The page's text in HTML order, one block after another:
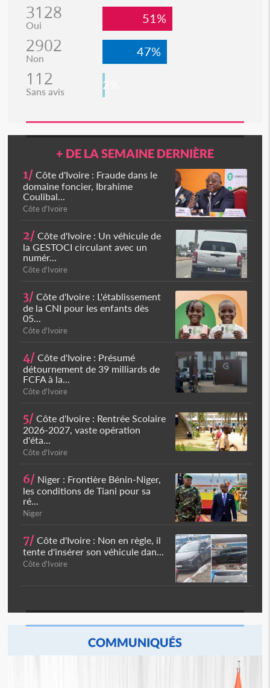
3128
Oui 51%
2902
Non 47%
112
Sans avis 2%
+ DE LA SEMAINE DERNIÈRE
1/ Côte d'Ivoire : Fraude dans le
domaine foncier, Ibrahime
Coulibal...
Côte d'Ivoire
2/ Côte d'Ivoire : Un véhicule de
la GESTOCI circulant avec un
numér...
Côte d'Ivoire
3/ Côte d'Ivoire : L'établissement
de la CNI pour les enfants dès
05...
Côte d'Ivoire
4/ Côte d'Ivoire : Présumé
détournement de 39 milliards de
FCFA à la...
Côte d'Ivoire
5/ Côte d'Ivoire : Rentrée Scolaire
2026-2027, vaste opération
d'éta...
Côte d'Ivoire
6/ Niger : Frontière Bénin-Niger,
les conditions de Tiani pour sa
ré...
Niger
7/ Côte d'Ivoire : Non en règle, il
tente d'insérer son véhicule dan...
Côte d'Ivoire
COMMUNIQUÉS